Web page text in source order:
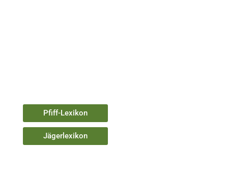
Pfiff-Lexikon
Jägerlexikon